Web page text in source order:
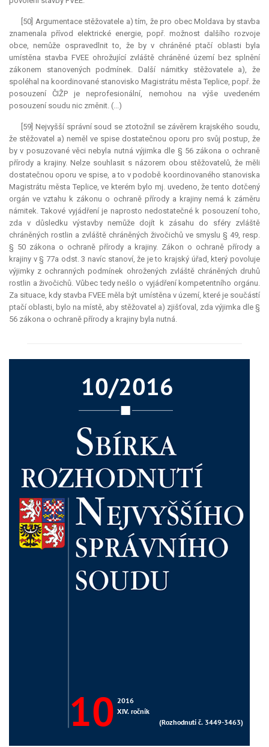
[50] Argumentace stěžovatele a) tím, že pro obec Moldava by stavba
znamenala přívod elektrické energie, popř. možnost dalšího rozvoje
obce, nemůže ospravedlnit to, že by v chráněné ptačí oblasti byla
umístěna stavba FVEE ohrožující zvláště chráněné území bez splnění
zákonem stanovených podmínek. Další námitky stěžovatele a), že
spoléhal na koordinované stanovisko Magistrátu města Teplice, popř. že
posouzení ČIŽP je neprofesionální, nemohou na výše uvedeném
posouzení soudu nic změnit. (...)
[59] Nejvyšší správní soud se ztotožnil se závěrem krajského soudu,
že stěžovatel a) neměl ve spise dostatečnou oporu pro svůj postup, že
by v posuzované věci nebyla nutná výjimka dle § 56 zákona o ochraně
přírody a krajiny. Nelze souhlasit s názorem obou stěžovatelů, že měli
dostatečnou oporu ve spise, a to v podobě koordinovaného stanoviska
Magistrátu města Teplice, ve kterém bylo mj. uvedeno, že tento dotčený
orgán ve vztahu k zákonu o ochraně přírody a krajiny nemá k záměru
námitek. Takové vyjádření je naprosto nedostatečné k posouzení toho,
zda v důsledku výstavby nemůže dojít k zásahu do sféry zvláště
chráněných rostlin a zvláště chráněných živočichů ve smyslu § 49, resp.
§ 50 zákona o ochraně přírody a krajiny. Zákon o ochraně přírody a
krajiny v § 77a odst. 3 navíc stanoví, že je to krajský úřad, který povoluje
výjimky z ochranných podmínek ohrožených zvláště chráněných druhů
rostlin a živočichů. Vůbec tedy nešlo o vyjádření kompetentního orgánu.
Za situace, kdy stavba FVEE měla být umístěna v území, které je součástí
ptačí oblasti, bylo na místě, aby stěžovatel a) zjišťoval, zda výjimka dle §
56 zákona o ochraně přírody a krajiny byla nutná.